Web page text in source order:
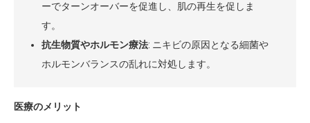
ーでターンオーバーを促進し、肌の再生を促しま
す。
抗生物質やホルモン療法: ニキビの原因となる細菌や
ホルモンバランスの乱れに対処します。
医療のメリット